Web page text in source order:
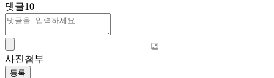
댓글10
사진첨부
등록